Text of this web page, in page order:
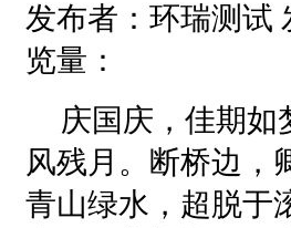
发布者：环瑞测试
览量：
庆国庆，佳期如
风残月。断桥边，
青山绿水，超脱于